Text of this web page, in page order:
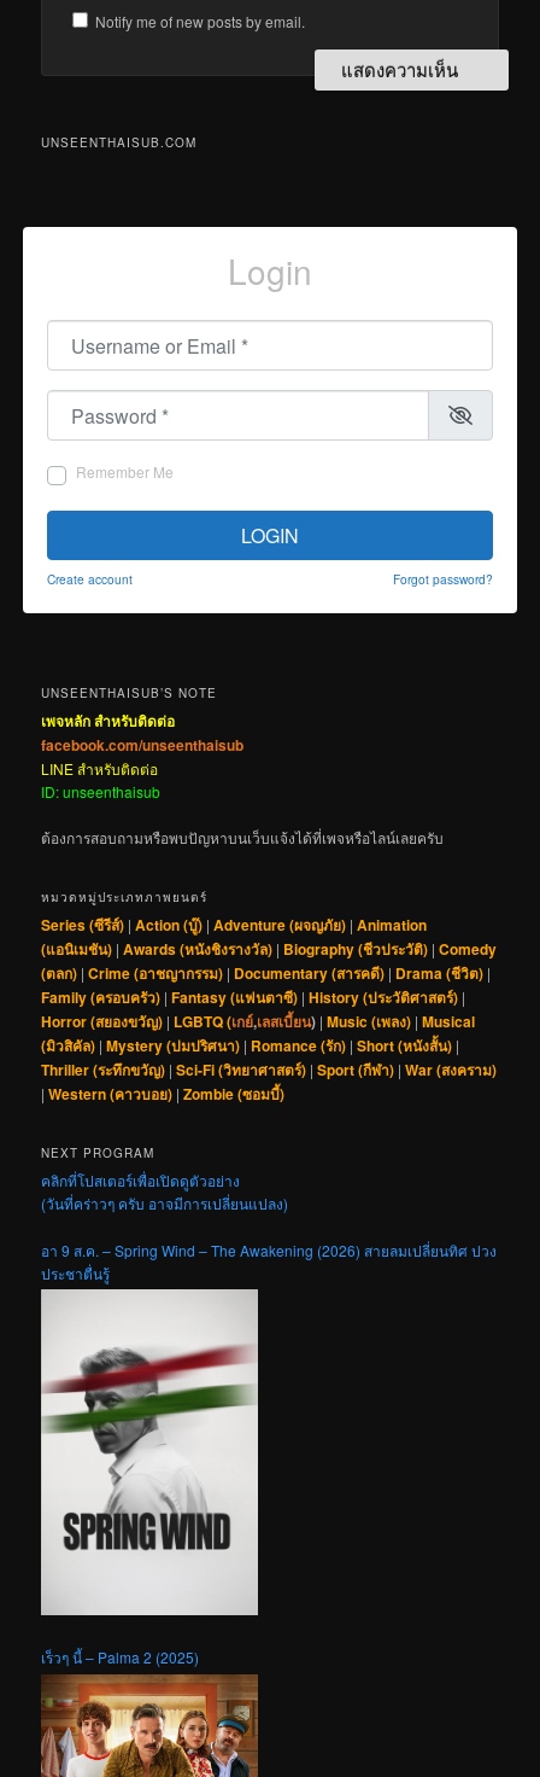
Notify me of new posts by email.
UNSEENTHAISUB.COM
Login
Username or Email
Password
Remember Me
LOGIN
Create account Forgot password?
UNSEENTHAISUB’S NOTE
เพจหลัก สำหรับติดต่อ
facebook.com/unseenthaisub
LINE สำหรับติดต่อ
ID: unseenthaisub
ต้องการสอบถามหรือพบปัญหาบนเว็บแจ้งได้ที่เพจหรือไลน์เลยครับ
หมวดหมู่ประเภทภาพยนตร์
Series (ซีรีส์) |Action (บู๊) |Adventure (ผจญภัย) |Animation
(แอนิเมชัน) |Awards (หนังชิงรางวัล) | Biography (ชีวประวัติ) |Comedy
(ตลก) |Crime (อาชญากรรม) | Documentary (สารคดี) | Drama (ชีวิต) |
Family (ครอบครัว) |Fantasy (แฟนตาซี) |History (ประวัติศาสตร์) |
Horror (สยองขวัญ) | LGBTQ (เกย์,เลสเบี้ยน) |Music (เพลง) |Musical
(มิวสิคัล) |Mystery (ปมปริศนา) | Romance (รัก) |Short (หนังสั้น) |
Thriller (ระทึกขวัญ) |Sci-Fi (วิทยาศาสตร์) |Sport (กีฬา) |War (สงคราม)
|Western (คาวบอย) |Zombie (ซอมบี้)
NEXT PROGRAM
คลิกที่โปสเตอร์เพื่อเปิดดูตัวอย่าง
(วันที่คร่าวๆ ครับ อาจมีการเปลี่ยนแปลง)
อา 9 ส.ค. – Spring Wind – The Awakening (2026) สายลมเปลี่ยนทิศ ปวง
ประชาตื่นรู้
เร็วๆ นี้ – Palma 2 (2025)